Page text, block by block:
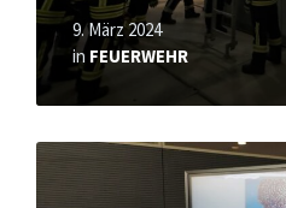
9. März 2024
in FEUERWEHR
Read